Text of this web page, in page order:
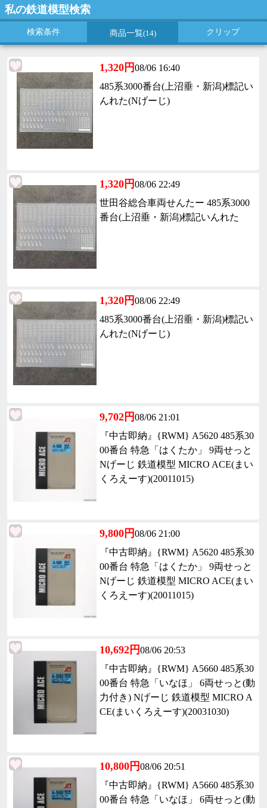
私の鉄道模型検索
検索条件 商品一覧(14) クリップ
1,320円08/06 16:40
485系3000番台(上沼垂・新潟)標記い
んれた(Nげーじ)
1,320円08/06 22:49
世田谷総合車両せんたー 485系3000
番台(上沼垂・新潟)標記いんれた
1,320円08/06 22:49
485系3000番台(上沼垂・新潟)標記い
んれた(Nげーじ)
9,702円08/06 21:01
『中古即納』{RWM} A5620 485系30
00番台 特急「はくたか」 9両せっと
Nげーじ 鉄道模型 MICRO ACE(まい
くろえーす)(20011015)
9,800円08/06 21:00
『中古即納』{RWM} A5620 485系30
00番台 特急「はくたか」 9両せっと
Nげーじ 鉄道模型 MICRO ACE(まい
くろえーす)(20011015)
10,692円08/06 20:53
『中古即納』{RWM} A5660 485系30
00番台 特急「いなほ」 6両せっと(動
力付き) Nげーじ 鉄道模型 MICRO A
CE(まいくろえーす)(20031030)
10,800円08/06 20:51
『中古即納』{RWM} A5660 485系30
00番台 特急「いなほ」 6両せっと(動